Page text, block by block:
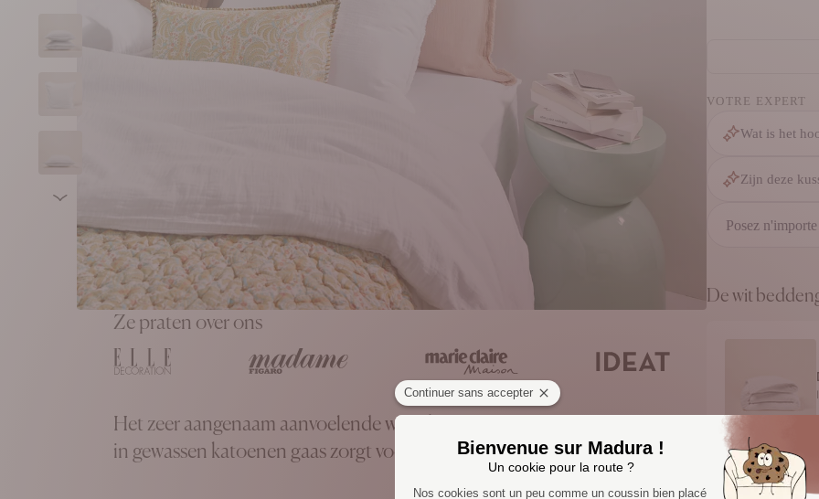
Vorige
Ze praten over ons
Het zeer aangenaam aanvoelende witte katoenen bedlinnen van Lou
in gewassen katoenen gaas zorgt voor een rustgevende nachtrust.
VOTRE EXPERT
Wat is het
Zijn deze
De wit